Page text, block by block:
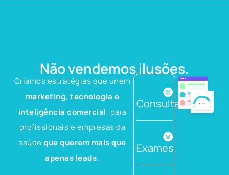
Não vendemos ilusões.
Criamos estratégias que unem
marketing, tecnologia e
inteligência comercial, para
profissionais e empresas da
saúdeque querem mais que
apenas leads.
Consultas
Exames